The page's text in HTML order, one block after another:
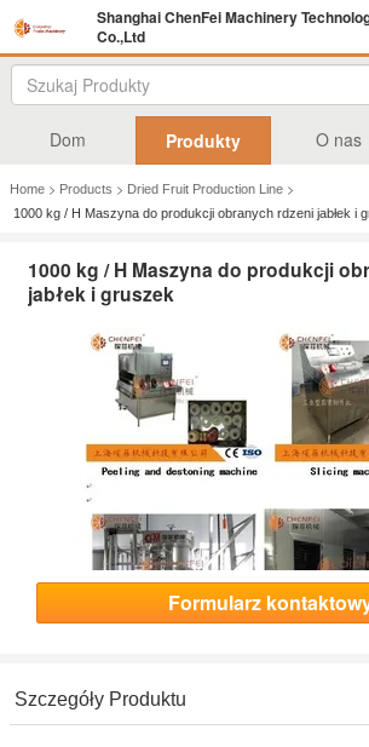
Shanghai ChenFei Machinery
Co.,Ltd
Dom Produkty O nas
Home > Products > Dried Fruit Production Line >
1000 kg / H Maszyna do produkcji obranych rdzeni jabłek i
1000 kg / H Maszyna do produkcji
jabłek i gruszek
Formularz
Szczegóły Produktu